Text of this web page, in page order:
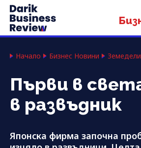
Начало Бизнес Новини
Първи в
в развъдник
Японска фирма започна